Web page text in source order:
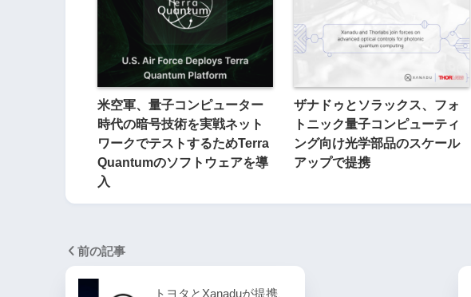
米空軍、量子コンピューター
時代の暗号技術を実戦ネット
ワークでテストするためTerra
Quantumのソフトウェアを導
入
ザナドゥとソラックス、フォ
トニック量子コンピューティ
ング向け光学部品のスケール
アップで提携
前の記事
トヨタとXanaduが提携、